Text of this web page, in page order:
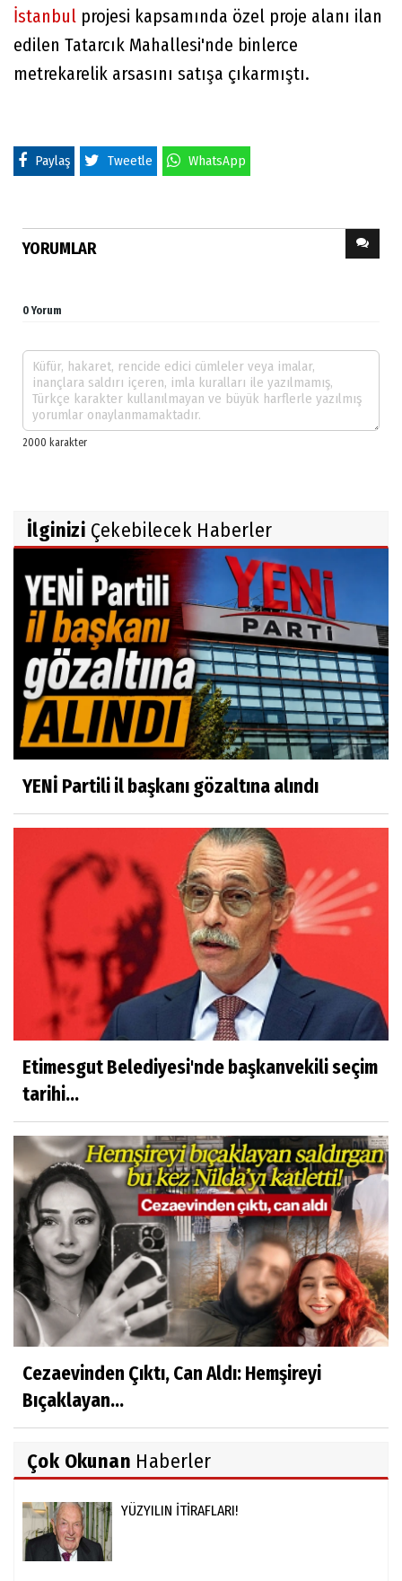
İstanbul projesi kapsamında özel proje alanı ilan
edilen Tatarcık Mahallesi'nde binlerce
metrekarelik arsasını satışa çıkarmıştı.
Paylaş Tweetle WhatsApp
YORUMLAR
0 Yorum
İlginizi Çekebilecek Haberler
YENİ Partili il başkanı gözaltına alındı
Etimesgut Belediyesi'nde başkanvekili seçim
tarihi...
Cezaevinden Çıktı, Can Aldı: Hemşireyi
Bıçaklayan...
Çok Okunan Haberler
YÜZYILIN İTİRAFLARI!